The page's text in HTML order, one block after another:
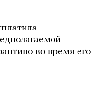
во время его